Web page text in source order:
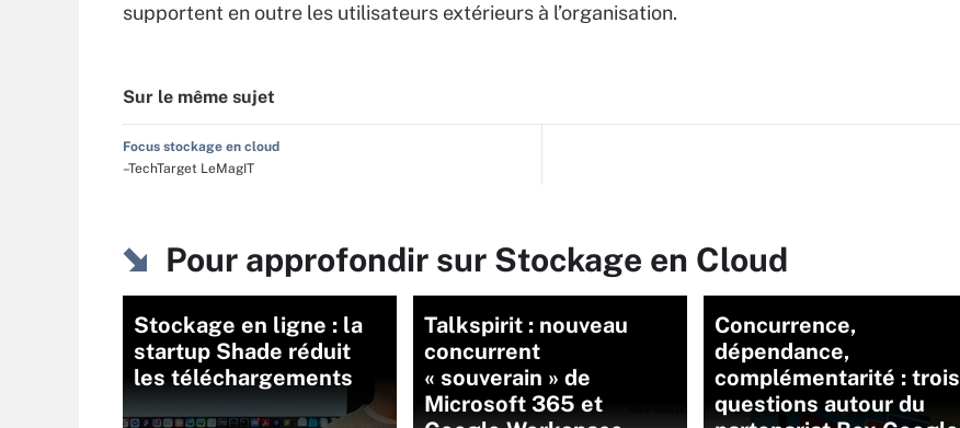
supportent en outre les utilisateurs extérieurs à l’organisation.
Sur le même sujet
Focus stockage en cloud
–TechTarget LeMagIT
Pour approfondir sur Stockage en Cloud
Stockage en ligne : la
startup Shade réduit
les téléchargements
Talkspirit : nouveau
concurrent
« souverain » de
Microsoft 365 et
Concurrence,
dépendance,
complémentarité : trois
questions autour du